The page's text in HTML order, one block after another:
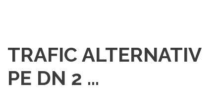
TRAFIC ALTERNATIV
PE DN 2 ...